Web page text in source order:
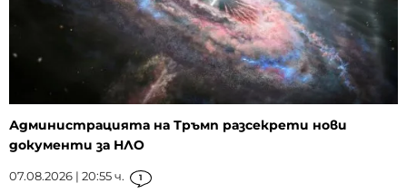
Администрацията на Тръмп разсекрети нови
документи за НЛО
07.08.2026 | 20:55 ч. 1